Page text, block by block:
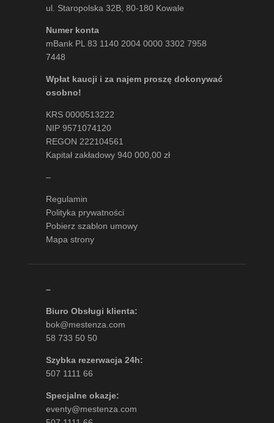
ul. Staropolska 32B, 80-180 Kowale
Numer konta
mBank PL 83 1140 2004 0000 3302 7958
7448
Wpłat kaucji i za najem proszę dokonywać
osobno!
KRS 0000513222
NIP 9571074120
REGON 222104561
Kapitał zakładowy 940 000,00 zł
–
Regulamin
Polityka prywatności
Pobierz szablon umowy
Mapa strony
–
Biuro Obsługi klienta:
bok@mestenza.com
58 733 50 50
Szybka rezerwacja 24h:
507 1111 66
Specjalne okazje:
eventy@mestenza.com